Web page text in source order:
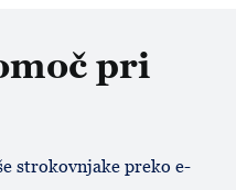
pri
strokovnjake preko e-